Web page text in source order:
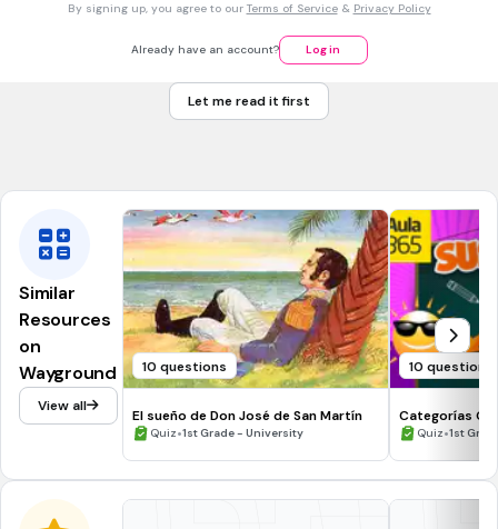
chose vendue jusqu'à la réalisation d'une formalité par
chose vendue au moment de sa livraison.
By signing up, you agree to our Terms of Service& Privacy Policy
Already have an account? Log in
Let me read it first
Similar
Resources
on
Wayground
View all
10 questions
El sueño de Don José de San Martín
Quiz•1st Grade - University
10 questions
Categorías
Quiz•1st